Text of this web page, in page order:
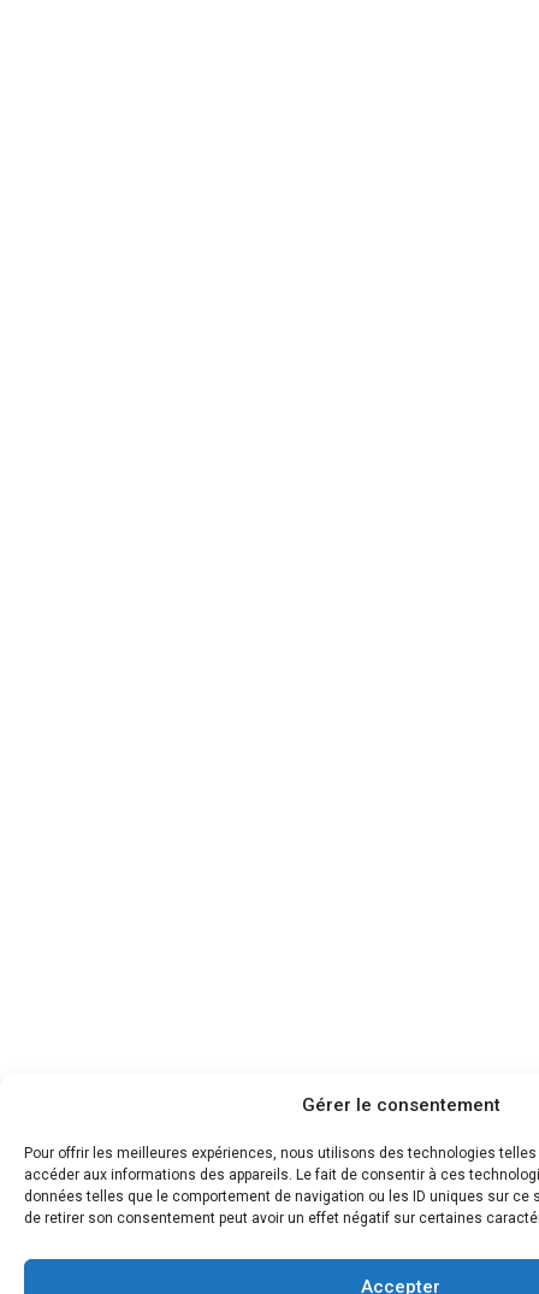
Gérer le consentement
Pour offrir les meilleures expériences, nous utilisons des technologies
accéder aux informations des appareils. Le fait de consentir à ces
données telles que le comportement de navigation ou les ID uniques sur ce
de retirer son consentement peut avoir un effet négatif sur certaines
Accepter